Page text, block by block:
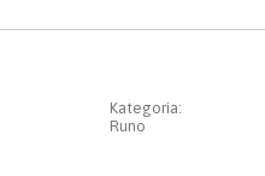
Kategoria:
Runo